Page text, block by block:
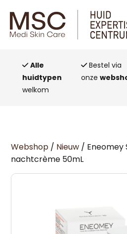
Alle
huidtypen
welkom
Bestel via
onze
Webshop / Nieuw / Eneomey
nachtcrème 50mL